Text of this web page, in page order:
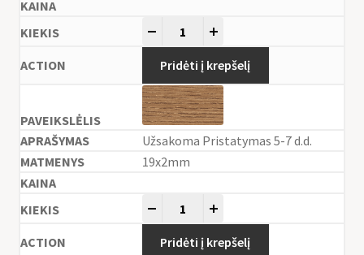
Pridėti į krepšelį
Užsakoma Pristatymas 5-7 d.d.
19x2mm
Pridėti į krepšelį